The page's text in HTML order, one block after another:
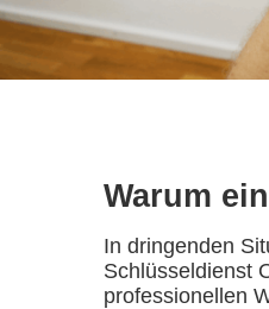
Warum
In dringenden
Schlüsseldienst
professionellen